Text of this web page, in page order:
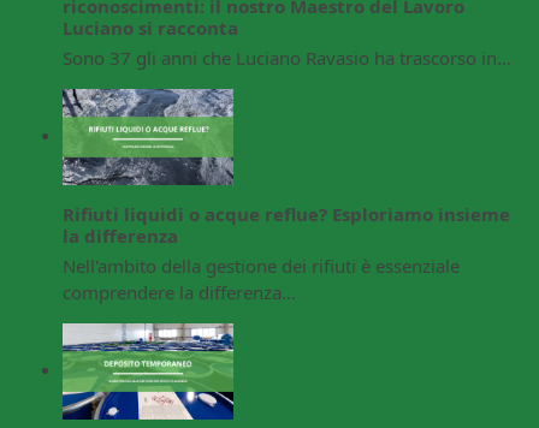
riconoscimenti: il nostro Maestro del Lavoro
Luciano si racconta
Sono 37 gli anni che Luciano Ravasio ha trascorso in…
Rifiuti liquidi o acque reflue? Esploriamo insieme
la differenza
Nell'ambito della gestione dei rifiuti è essenziale
comprendere la differenza…